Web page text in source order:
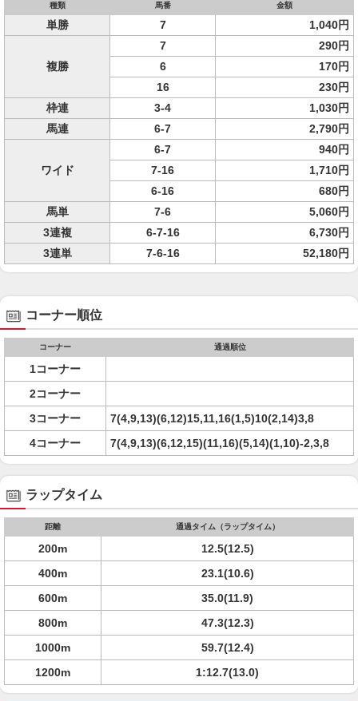
種類 馬番 金額
単勝 7 1,040円
複勝
7
290円
6
170円
16
230円
枠連
3-4
1,030円
馬連
6-7 2,790円
ワイド
6-7
940円
7-16
1,710円
6-16
680円
馬単
7-6
5,060円
3連複
6-7-16
6,730円
3連単
7-6-16 52,180円
コーナー順位
コーナー 通過順位
1コーナー
2コーナー
3コーナー
7(4,9,13)(6,12)15,11,16(1,5)10(2,14)3,8
4コーナー
7(4,9,13)(6,12,15)(11,16)(5,14)(1,10)-2,3,8
ラップタイム
距離 通過タイム（ラップタイム）
200m
12.5(12.5)
400m
23.1(10.6)
600m
35.0(11.9)
800m
47.3(12.3)
1000m
59.7(12.4)
1200m
1:12.7(13.0)